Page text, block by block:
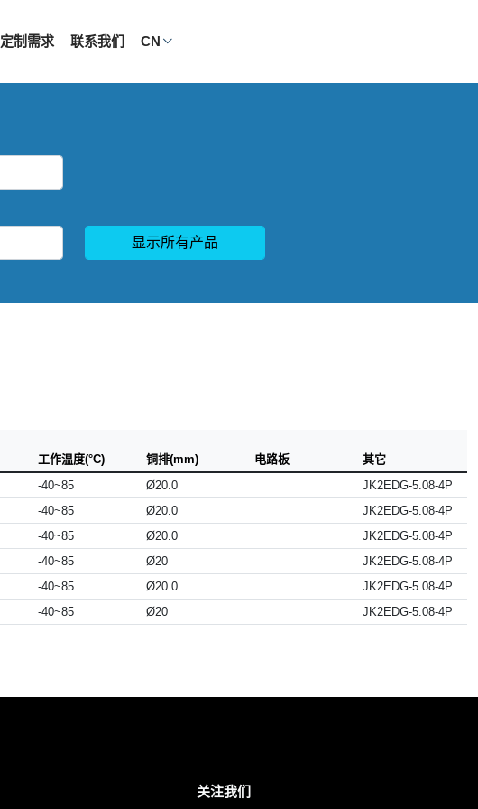
定制需求 联系我们 CN
显示所有产品
工作温度(°C) 铜排(mm) 电路板
其它
-40~85 Ø20.0
JK2EDG-5.08-4P
-40~85 Ø20.0
JK2EDG-5.08-4P
-40~85 Ø20.0
JK2EDG-5.08-4P
-40~85 Ø20
JK2EDG-5.08-4P
-40~85 Ø20.0
JK2EDG-5.08-4P
-40~85 Ø20 JK2EDG-5.08-4P
关注我们